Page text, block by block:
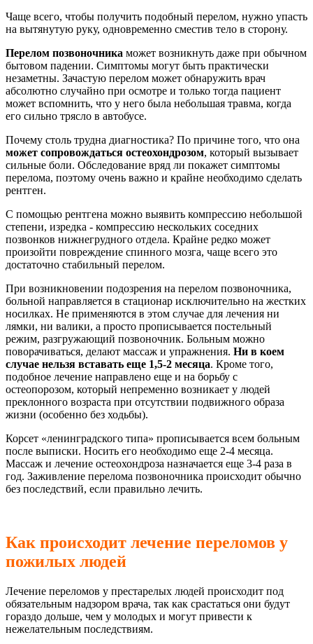
Чаще всего, чтобы получить подобный перелом, нужно упасть
на вытянутую руку, одновременно сместив тело в сторону.
Перелом позвоночника может возникнуть даже при обычном
бытовом падении. Симптомы могут быть практически
незаметны. Зачастую перелом может обнаружить врач
абсолютно случайно при осмотре и только тогда пациент
может вспомнить, что у него была небольшая травма, когда
его сильно трясло в автобусе.
Почему столь трудна диагностика? По причине того, что она
может сопровождаться остеохондрозом, который вызывает
сильные боли. Обследование вряд ли покажет симптомы
перелома, поэтому очень важно и крайне необходимо сделать
рентген.
С помощью рентгена можно выявить компрессию небольшой
степени, изредка - компрессию нескольких соседних
позвонков нижнегрудного отдела. Крайне редко может
произойти повреждение спинного мозга, чаще всего это
достаточно стабильный перелом.
При возникновении подозрения на перелом позвоночника,
больной направляется в стационар исключительно на жестких
носилках. Не применяются в этом случае для лечения ни
лямки, ни валики, а просто прописывается постельный
режим, разгружающий позвоночник. Больным можно
поворачиваться, делают массаж и упражнения. Ни в коем
случае нельзя вставать еще 1,5-2 месяца. Кроме того,
подобное лечение направлено еще и на борьбу с
остеопорозом, который непременно возникает у людей
преклонного возраста при отсутствии подвижного образа
жизни (особенно без ходьбы).
Корсет «ленинградского типа» прописывается всем больным
после выписки. Носить его необходимо еще 2-4 месяца.
Массаж и лечение остеохондроза назначается еще 3-4 раза в
год. Заживление перелома позвоночника происходит обычно
без последствий, если правильно лечить.
Как происходит лечение переломов у
пожилых людей
Лечение переломов у престарелых людей происходит под
обязательным надзором врача, так как срастаться они будут
гораздо дольше, чем у молодых и могут привести к
нежелательным последствиям.